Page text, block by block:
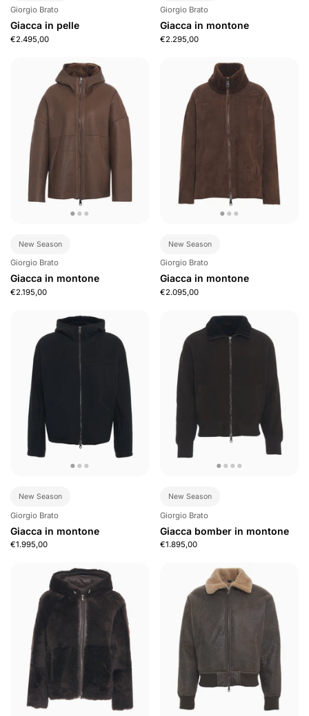
Giorgio Brato
Giacca in pelle
€2.495,00
Giorgio Brato
Giacca in montone
€2.295,00
New Season
Giorgio Brato
Giacca in montone
€2.195,00
New Season
Giorgio Brato
Giacca in montone
€2.095,00
New Season
Giorgio Brato
Giacca in montone
€1.995,00
New Season
Giorgio Brato
Giacca bomber in montone
€1.895,00